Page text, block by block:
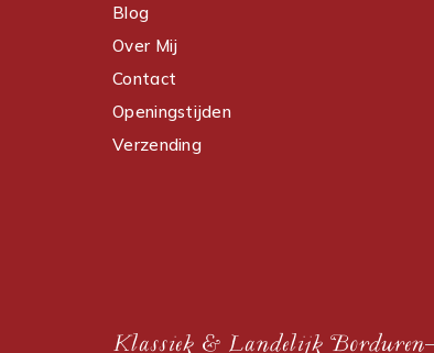
Blog
Over Mij
Contact
Openingstijden
Verzending
Klassiek & Landelijk Borduren